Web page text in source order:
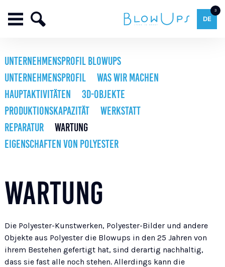
3
DE
UNTERNEHMENSPROFIL BLOWUPS
UNTERNEHMENSPROFIL
WAS WIR MACHEN
HAUPTAKTIVITÄTEN
3D-OBJEKTE
PRODUKTIONSKAPAZITÄT
WERKSTATT
REPARATUR
WARTUNG
EIGENSCHAFTEN VON POLYESTER
WARTUNG
Die Polyester-Kunstwerken, Polyester-Bilder und andere
Objekte aus Polyester die Blowups in den 25 Jahren von
ihrem Bestehen gefertigt hat, sind derartig nachhaltig,
dass sie fast alle noch stehen. Allerdings kann die